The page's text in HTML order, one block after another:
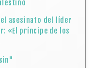
asesinato del líder
«El príncipe de los